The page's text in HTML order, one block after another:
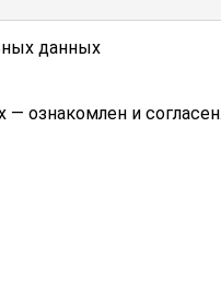
данных
ознакомлен и